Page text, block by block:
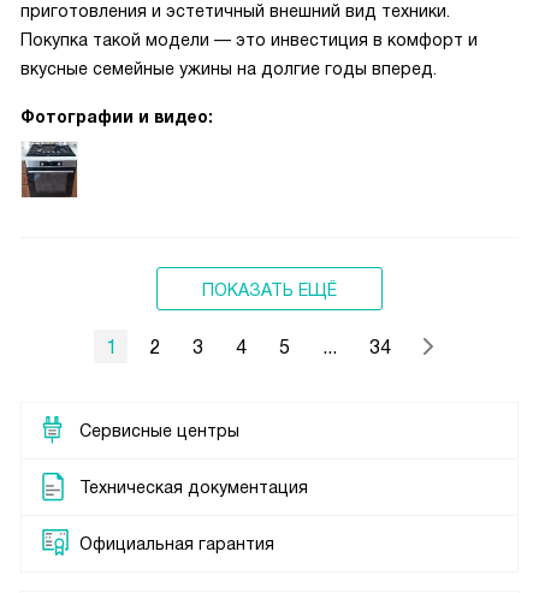
приготовления и эстетичный внешний вид техники.
Покупка такой модели — это инвестиция в комфорт и
вкусные семейные ужины на долгие годы вперед.
Фотографии и видео:
ПОКАЗАТЬ ЕЩЁ
1 2 3 4 5 ... 34
Сервисные центры
Техническая документация
Официальная гарантия